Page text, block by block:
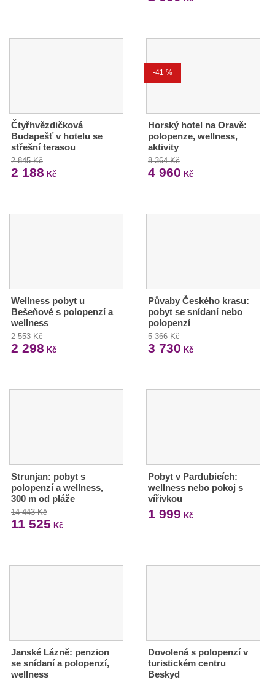
Čtyřhvězdičková
Budapešť v hotelu se
střešní terasou
2 845 Kč
2 188 Kč
-41 %
Horský hotel na Oravě:
polopenze, wellness,
aktivity
8 364 Kč
4 960 Kč
Wellness pobyt u
Bešeňové s polopenzí a
wellness
2 553 Kč
2 298 Kč
Půvaby Českého krasu:
pobyt se snídaní nebo
polopenzí
5 366 Kč
3 730 Kč
Strunjan: pobyt s
polopenzí a wellness,
300 m od pláže
14 443 Kč
11 525 Kč
Pobyt v Pardubicích:
wellness nebo pokoj s
vířivkou
1 999 Kč
Janské Lázně: penzion
se snídaní a polopenzí,
wellness
Dovolená s polopenzí v
turistickém centru
Beskyd